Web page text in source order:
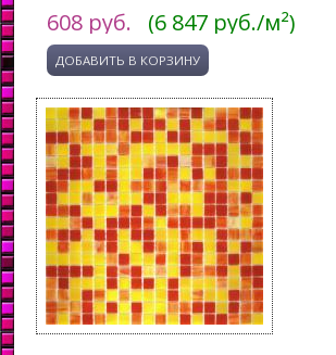
608 руб. (6 847 руб./м²)